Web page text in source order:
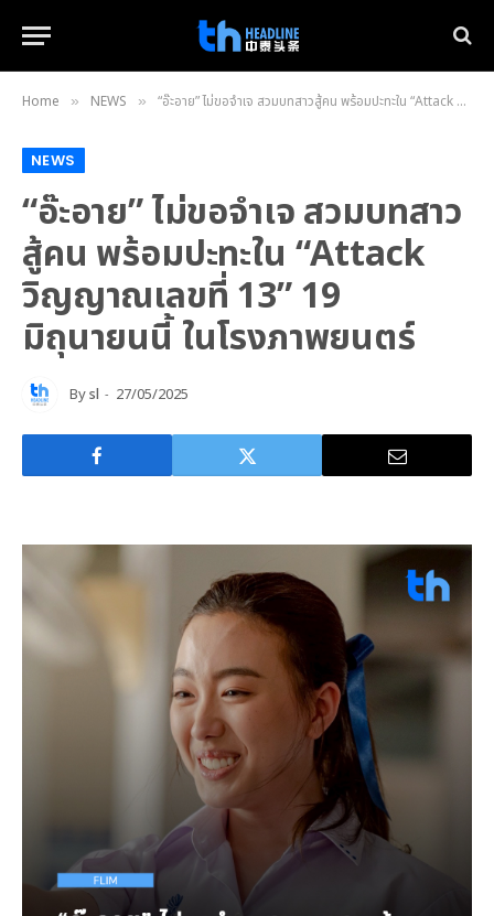
Home » NEWS » “อ๊ะอาย” ไม่ขอจำเจ สวมบทสาวสู้คน พร้อมปะทะใน “Attack วิญญาณเลขที่ 13” 19 มิถุนายนนี้ ในโรงภาพยนตร์
NEWS
“อ๊ะอาย” ไม่ขอจำเจ สวมบทสาว
สู้คน พร้อมปะทะใน “Attack
วิญญาณเลขที่ 13” 19
มิถุนายนนี้ ในโรงภาพยนตร์
Bysl 27/05/2025